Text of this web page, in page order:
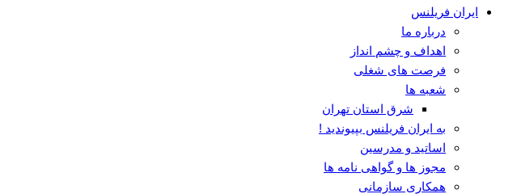
ایران فریلنس
درباره ما
اهداف و چشم انداز
فرصت های شغلی
شعبه ها
شرق استان تهران
به ایران فریلنس بپیوندید !
اساتید و مدرسین
مجوز ها و گواهی نامه ها
همکاری سازمانی